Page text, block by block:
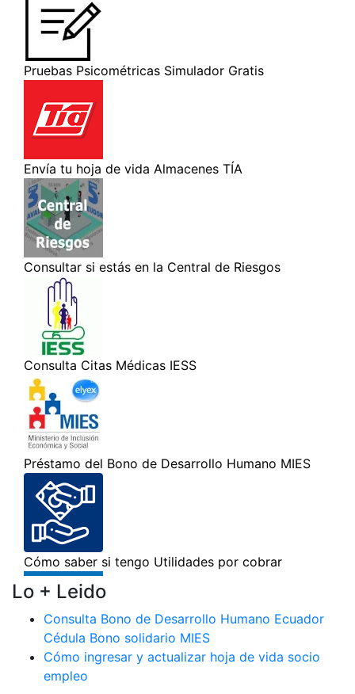
Lo + Leido
Consulta Bono de Desarrollo Humano Ecuador
Cédula Bono solidario MIES
Cómo ingresar y actualizar hoja de vida socio
empleo